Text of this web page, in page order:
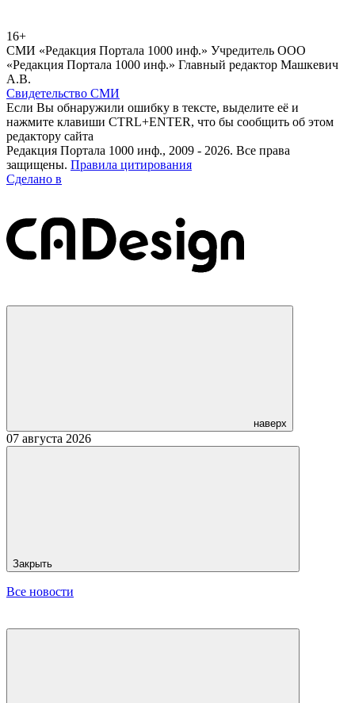
16+
СМИ «Редакция Портала 1000 инф.» Учредитель ООО
«Редакция Портала 1000 инф.» Главный редактор Машкевич
А.В.
Свидетельство СМИ
Если Вы обнаружили ошибку в тексте, выделите её и
нажмите клавиши CTRL+ENTER, что бы сообщить об этом
редактору сайта
Редакция Портала 1000 инф., 2009 - 2026. Все права
защищены. Правила цитирования
Сделано в
наверх
07 августа 2026
Закрыть
Все новости